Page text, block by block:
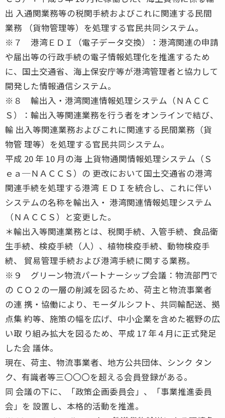
出 入通関業務等の税関手続およびこれに関連する民間
業務 （貨物管理等）を処理する官民共同システム。
※７ 港湾ＥＤＩ（電子データ交換）：港湾関連の申請
や届出等の行政手続の電子情報処理化を推進するため
に、国土交通省、海上保安庁等が港湾管理者と協力して
開発した情報通信システム。
※８ 輸出入・港湾関連情報処理システム（ＮＡＣＣ
Ｓ）：輸出入等関連業務を行う者をオンラインで結び、
輸 出入等関連業務およびこれに関連する民間業務（貨
物管 理等）を処理する官民共同システム。
平成 20 年 10 月の海 上貨物通関情報処理システム（Ｓ
ｅａ─ＮＡＣＣＳ）の 更改において国土交通省の港湾
関連手続を処理する港湾 ＥＤＩを統合し、これに伴い
システムの名称を輸出入・ 港湾関連情報処理システム
（ＮＡＣＣＳ）と変更した。
＊輸出入等関連業務とは、税関手続、入管手続、食品衛
生手続、検疫手続（人）、植物検疫手続、動物検疫手
続、 貿易管理手続および港湾手続に関する業務。
※９ グリーン物流パートナーシップ会議：物流部門で
の ＣＯ２の一層の削減を図るため、荷主と物流事業者
の連 携・協働により、モーダルシフト、共同輸配送、拠
点集 約等、施策の幅を広げ、中小企業を含めた裾野の広
い取 り組み拡大を図るため、平成 17 年４月に正式発足
した会 議体。
現在、荷主、物流事業者、地方公共団体、シンク タン
ク、有識者等三〇〇〇を超える会員登録がある。
同 会議の下に、「政策企画委員会」、「事業推進委員
会」を 設置し、本格的活動を推進。